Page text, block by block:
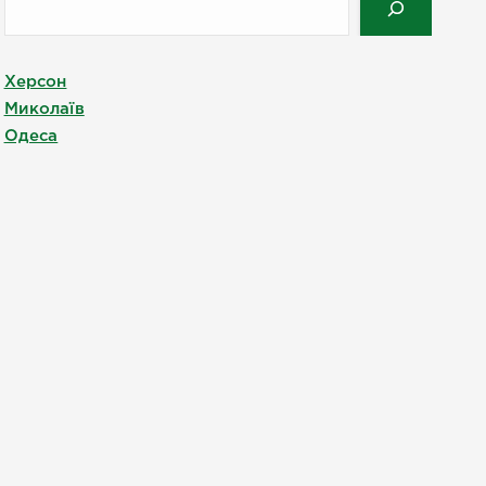
Херсон
Миколаїв
Одеса